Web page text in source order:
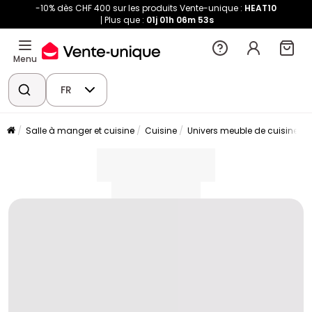
-10% dès CHF 400 sur les produits Vente-unique : HEAT10
Plus que : 01j 01h 06m 53s
Menu
FR
Salle à manger et cuisine Cuisine Univers meuble de cuisine